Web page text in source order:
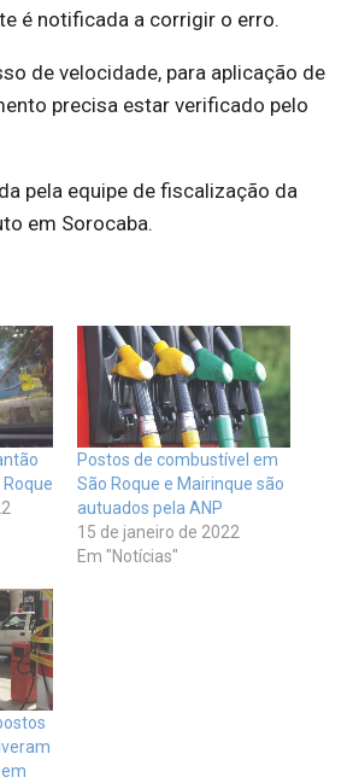
é notificada a corrigir o erro.
de velocidade, para aplicação de
precisa estar verificado pelo
pela equipe de fiscalização da
em Sorocaba.
Postos de combustível em
São Roque e Mairinque são
autuados pela ANP
15 de janeiro de 2022
Em "Notícias"